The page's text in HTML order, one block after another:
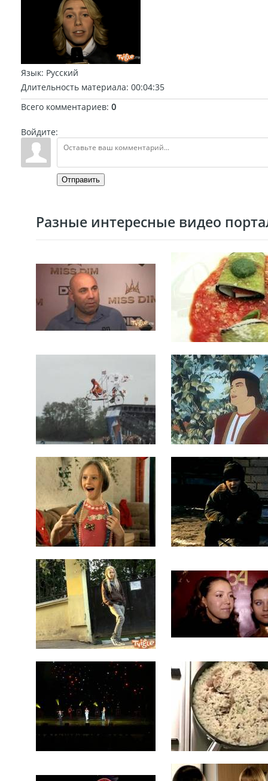
Язык: Русский
Длительность материала: 00:04:35
Всего комментариев: 0
Войдите:
Отправить
Разные интересные видео